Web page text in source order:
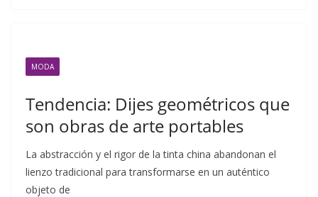
MODA
Tendencia: Dijes geométricos que
son obras de arte portables
La abstracción y el rigor de la tinta china abandonan el
lienzo tradicional para transformarse en un auténtico
objeto de